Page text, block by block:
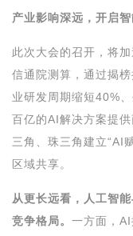
产业影响深远，开启
此次大会的召开，将
信通院测算，通过揭
业研发周期缩短40%
百亿的AI解决方案提
三角、珠三角建立“AI
区域共享。
从更长远看，人工智
竞争格局。 一方面，